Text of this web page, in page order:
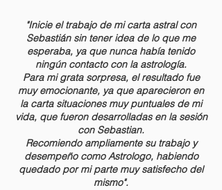
"Inicie el trabajo de mi carta astral con
Sebastián sin tener idea de lo que me
esperaba, ya que nunca había tenido
ningún contacto con la astrología.
Para mi grata sorpresa, el resultado fue
muy emocionante, ya que aparecieron en
la carta situaciones muy puntuales de mi
vida, que fueron desarrolladas en la sesión
con Sebastian.
Recomiendo ampliamente su trabajo y
desempeño como Astrologo, habiendo
quedado por mi parte muy satisfecho del
mismo".